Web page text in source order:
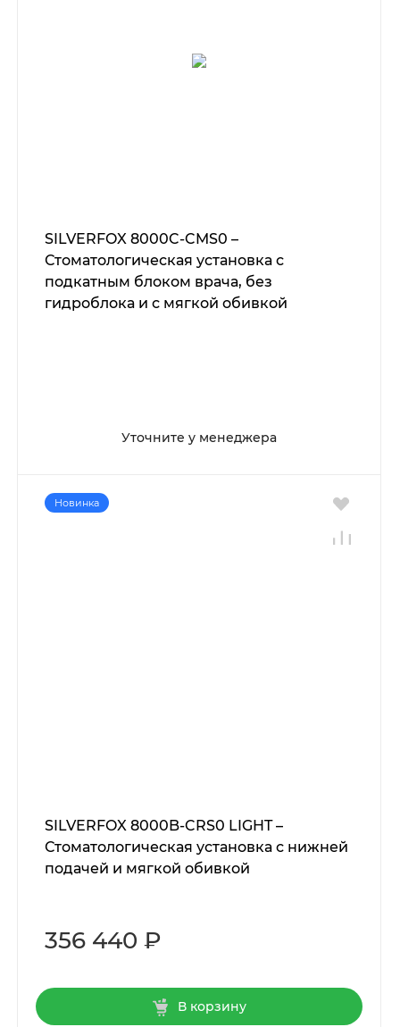
SILVERFOX 8000C-CMS0 –
Стоматологическая установка с
подкатным блоком врача, без
гидроблока и с мягкой обивкой
Уточните у менеджера
Новинка
SILVERFOX 8000B-CRS0 LIGHT –
Стоматологическая установка с нижней
подачей и мягкой обивкой
356 440 ₽
В корзину